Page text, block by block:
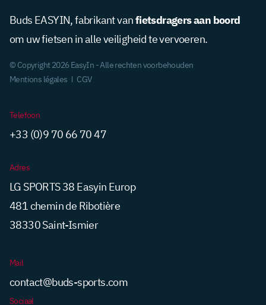
Buds EASYIN, fabrikant vanfietsdragers aan boord
om uw fietsen in alle veiligheid te vervoeren.
© Copyright 2026 EasyIn - Alle rechten voorbehouden
Mentions légales
CGV
Telefoon
+33 (0)9 70 66 70 47
Adres
LG SPORTS 38 Easyin Europ
481 chemin de Ribotière
38330 Saint-Ismier
Mail
contact@buds-sports.com
Sociaal